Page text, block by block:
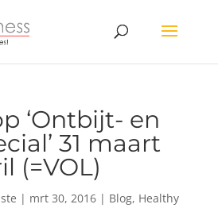
‘Ontbijt- en
31 maart
(=VOL)
| mrt 30, 2016| Blog, Healthy